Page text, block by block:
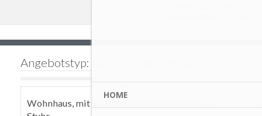
HOME
Angebotstyp: Kapitalanlage, Verkauf
Wohnhaus, mit 8 großzügigen Wohnungen in